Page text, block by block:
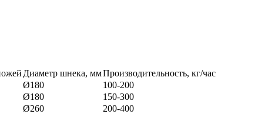
Диаметр шнека, ммПроизводительность, кг/час
Ø180
100-200
Ø180
150-300
Ø260
200-400